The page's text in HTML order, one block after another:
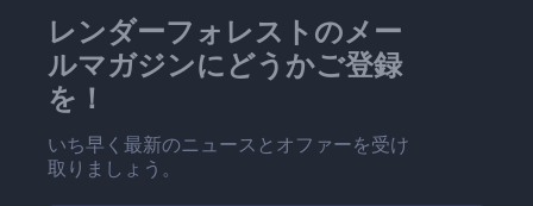
レンダーフォレストのメー
ルマガジンにどうかご登録
を！
いち早く最新のニュースとオファーを受け
取りましょう。